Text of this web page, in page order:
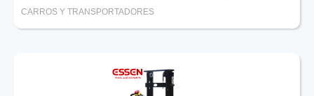
CARROS Y TRANSPORTADORES